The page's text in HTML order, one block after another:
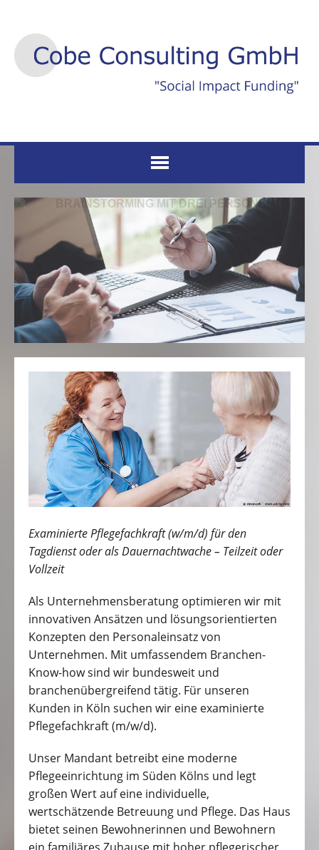
Examinierte Pflegefachkraft (w/m/d) für den
Tagdienst oder als Dauernachtwache – Teilzeit oder
Vollzeit
Als Unternehmensberatung optimieren wir mit
innovativen Ansätzen und lösungsorientierten
Konzepten den Personaleinsatz von
Unternehmen. Mit umfassendem Branchen-
Know-how sind wir bundesweit und
branchenübergreifend tätig. Für unseren
Kunden in Köln suchen wir eine examinierte
Pflegefachkraft (m/w/d).
Unser Mandant betreibt eine moderne
Pflegeeinrichtung im Süden Kölns und legt
großen Wert auf eine individuelle,
wertschätzende Betreuung und Pflege. Das Haus
bietet seinen Bewohnerinnen und Bewohnern
ein familiäres Zuhause mit hoher pflegerischer